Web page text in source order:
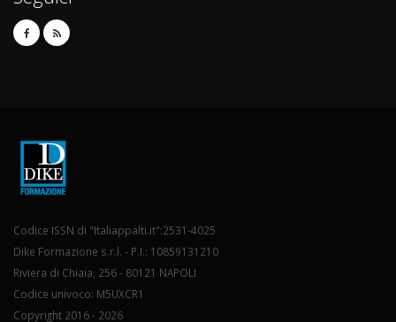
Codice ISSN di "Italiappalti.it":2531-4025
Dike Formazione s.r.l. - P.I.: 10859131210
Riviera di Chiaia, 256 - 80121 NAPOLI
Codice univoco: M5UXCR1
Copyright 2016 - 2026